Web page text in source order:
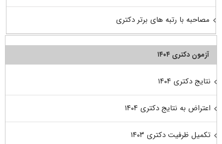
مصاحبه با رتبه های برتر دکتری
آزمون دکتری ۱۴۰۴
نتایج دکتری ۱۴۰۴
اعتراض به نتایج دکتری ۱۴۰۴
تکمیل ظرفیت دکتری ۱۴۰۳